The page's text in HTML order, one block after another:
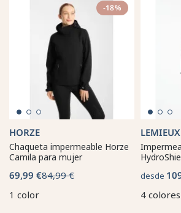
-18%
HORZE
Chaqueta impermeable Horze
Camila para mujer
69,99 €84,99 €
1 color
LEMIEUX
desde
4 colores